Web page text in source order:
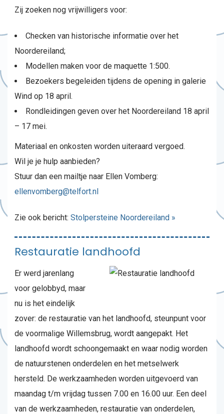
Zij zoeken nog vrijwilligers voor:
Checken van historische informatie over het
Noordereiland;
Modellen maken voor de maquette 1:500.
Bezoekers begeleiden tijdens de opening in galerie
Wind op 18 april.
Rondleidingen geven over het Noordereiland 18 april
– 17 mei.
Materiaal en onkosten worden uiteraard vergoed.
Wil je je hulp aanbieden?
Stuur dan een mailtje naar Ellen Vomberg:
ellenvomberg@telfort.nl
Zie ook bericht: Stolpersteine Noordereiland »
Restauratie landhoofd
Er werd jarenlang
voor gelobbyd, maar
nu is het eindelijk
zover: de restauratie van het landhoofd, steunpunt voor
de voormalige Willemsbrug, wordt aangepakt. Het
landhoofd wordt schoongemaakt en waar nodig worden
de natuurstenen onderdelen en het metselwerk
hersteld. De werkzaamheden worden uitgevoerd van
maandag t/m vrijdag tussen 7.00 en 16.00 uur. Een deel
van de werkzaamheden, restauratie van onderdelen,